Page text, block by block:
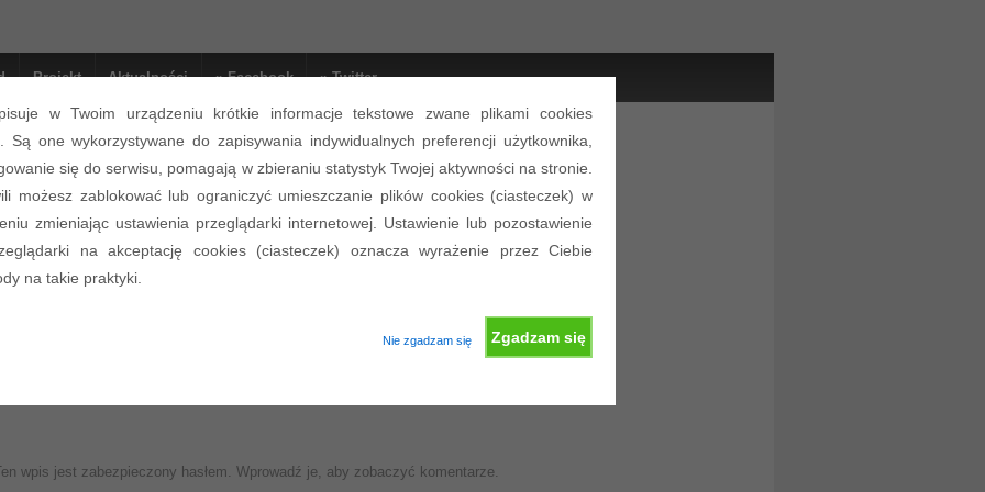
w Twoim urządzeniu krótkie informacje tekstowe zwane plikami cookies
Są one wykorzystywane do zapisywania indywidualnych preferencji użytkownika,
się do serwisu, pomagają w zbieraniu statystyk Twojej aktywności na stronie.
możesz zablokować lub ograniczyć umieszczanie plików cookies (ciasteczek) w
zmieniając ustawienia przeglądarki internetowej. Ustawienie lub pozostawienie
na akceptację cookies (ciasteczek) oznacza wyrażenie przez Ciebie
na takie praktyki.
Zgadzam się
Nie zgadzam się
Projekt Aktualności » Facebook » Twitter
Prezentacje
proszę wpisać hasło:
wpis jest zabezpieczony hasłem. Wprowadź je, aby zobaczyć komentarze.